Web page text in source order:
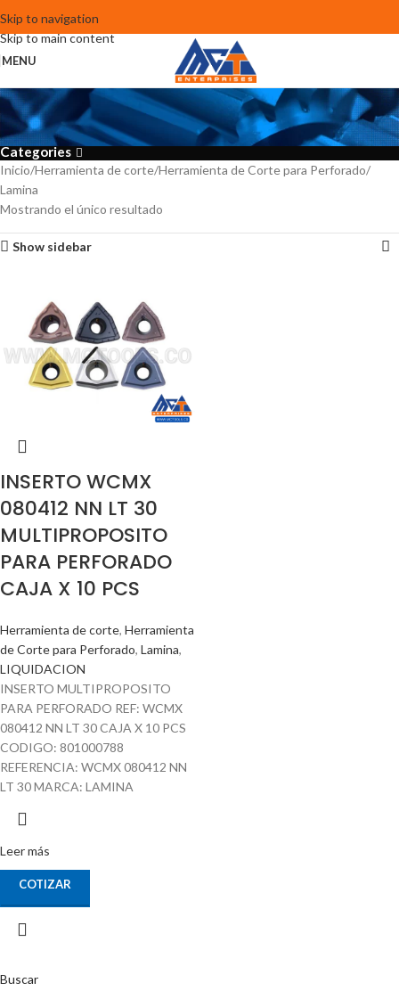
Skip to navigation
Skip to main content
MENU
Lamina
Categories
Buscar
Inicio Herramienta de corte Herramienta de Corte para Perforado
Lamina
Mostrando el único resultado
Show sidebar
INSERTO WCMX
080412 NN LT 30
MULTIPROPOSITO
PARA PERFORADO
CAJA X 10 PCS
Herramienta de corte, Herramienta
de Corte para Perforado, Lamina,
LIQUIDACION
INSERTO MULTIPROPOSITO
PARA PERFORADO REF: WCMX
080412 NN LT 30 CAJA X 10 PCS
CODIGO: 801000788
REFERENCIA: WCMX 080412 NN
LT 30 MARCA: LAMINA
Leer más
COTIZAR